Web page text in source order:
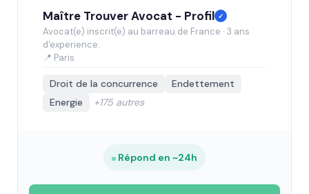
Maître Trouver Avocat - Profil ✓
Avocat(e) inscrit(e) au barreau de France · 3 ans
d'experience.
📍 Paris
Droit de la concurrence
Endettement
Energie
+175 autres
Répond en ~24h